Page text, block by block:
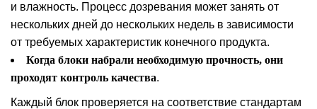
и влажность. Процесс дозревания может занять от
нескольких дней до нескольких недель в зависимости
от требуемых характеристик конечного продукта.
Когда блоки набрали необходимую прочность, они
проходят контроль качества.
Каждый блок проверяется на соответствие стандартам